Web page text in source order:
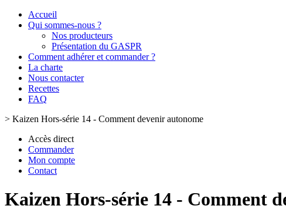
Accueil
Qui sommes-nous ?
Nos producteurs
Présentation du GASPR
Comment adhérer et commander ?
La charte
Nous contacter
Recettes
FAQ
> Kaizen Hors-série 14 - Comment devenir autonome
Accès direct
Commander
Mon compte
Contact
Kaizen Hors-série 14 - Comment